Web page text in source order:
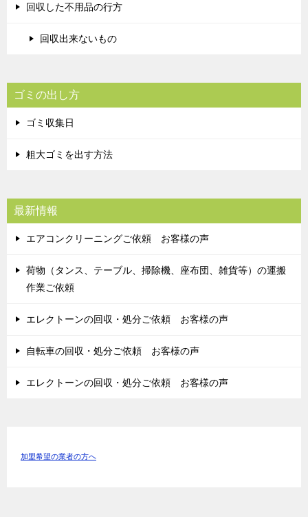
回収した不用品の行方
回収出来ないもの
ゴミの出し方
ゴミ収集日
粗大ゴミを出す方法
最新情報
エアコンクリーニングご依頼 お客様の声
荷物（タンス、テーブル、掃除機、座布団、雑貨等）の運搬
作業ご依頼
エレクトーンの回収・処分ご依頼 お客様の声
自転車の回収・処分ご依頼 お客様の声
エレクトーンの回収・処分ご依頼 お客様の声
加盟希望の業者の方へ